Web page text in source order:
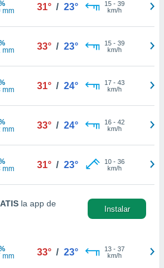
mm
31° / 23° 15- 39
km/h
mm
33° / 23° 15- 39
km/h
mm
31° / 24° 17- 43
km/h
mm
33° / 24° 16- 42
km/h
mm
31° / 23° 10- 36
km/h
la app de
Instalar
mm
33° / 23° 13- 37
km/h